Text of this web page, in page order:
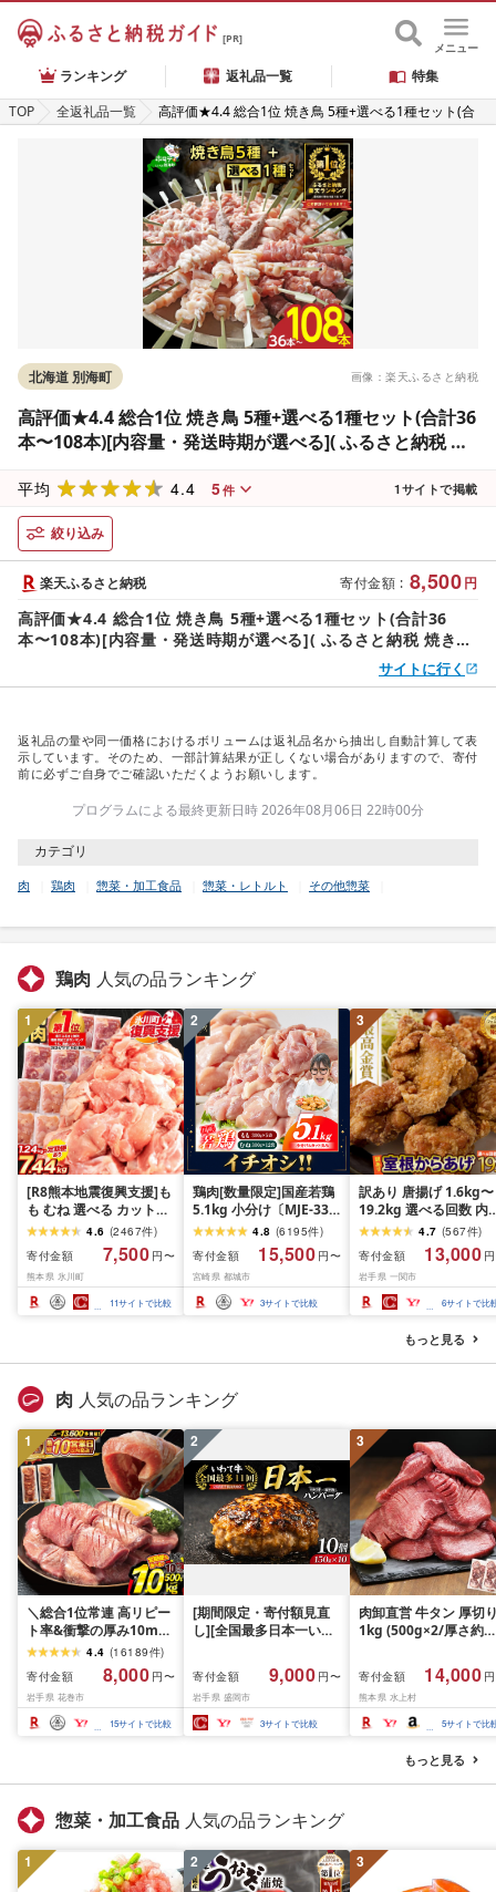
[PR]
メニュー
ランキング 返礼品一覧
特集
TOP
全返礼品一覧
高評価★4.4 総合1位 焼き鳥 5種+選べる1種セット(合
計36本〜108本)[内容量・発送時期が選べる]( ふるさと
納税 焼き鳥 国産 冷凍 焼鳥 ふるさと納税 訳あり ふるさ
と やきとり もも せせり ヤゲン ハラミ ぼんじり 牛タン
鶏肉 人気 北海道 別海町 )
画像：楽天ふるさと納税
北海道 別海町
高評価★4.4 総合1位 焼き鳥 5種+選べる1種セット(合計36
本〜108本)[内容量・発送時期が選べる]( ふるさと納税 焼
り もも せせり ヤゲン ハラミ ぼんじり 牛タン 鶏肉 人気
北海道 別海町 )
平均 4.4 5件 1サイトで掲載
絞り込み
寄付金額 : 8,500円
楽天ふるさと納税
高評価★4.4 総合1位 焼き鳥 5種+選べる1種セット(合計36
本〜108本)[内容量・発送時期が選べる]( ふるさと納税 焼き鳥
国産 冷凍 焼鳥 ふるさと納税 訳あり ふるさと やきとり もも
せせり ヤゲン ハラミ ぼんじり 牛タン 鶏肉 人気 北海道 別海
サイトに行く
返礼品の量や同一価格におけるボリュームは返礼品名から抽出し自動計算して表
示しています。そのため、一部計算結果が正しくない場合がありますので、寄付
前に必ずご自身でご確認いただくようお願いします。
プログラムによる最終更新日時 2026年08月06日 22時00分
カテゴリ
肉 鶏肉 惣菜・加工食品 惣菜・レトルト その他惣菜
鶏肉 人気の品ランキング
1
[R8熊本地震復興支援]も
も むね 選べる カット済
鶏 小分け 1万円以下 ふ
るさと納税 鶏肉 うまか
チキン [出荷時期をお選
びください]熊本県産 肉
定期便 とり とり肉 とり
むね 鳥もも肉 小分けバ
4.6 (2467件)
寄付金額
7,500 円〜
熊本県 氷川町
11サイトで比較
2
鶏肉[数量限定]国産若鶏
5.1kg 小分け〔MJE-33-
007-N5100g〕鶏肉
4.8 (6195件)
寄付金額
15,500 円〜
宮崎県 都城市
3サイトで比較
3
訳あり 唐揚げ 1.6kg〜
19.2kg 選べる回数 内
量 室根からあげ から
げ からあげ 冷凍 惣菜
弁当 おかず 鶏肉 鶏も
奥州いわいどり レンジ
簡単 時短 家ごはん 夏
み 昼食 業務用 国産鶏
気 定期便 ふるさと納
送料無料 オヤマ 岩手
一関市
4.7 (567件)
寄付金額
13,000
岩手県 一関市
6サイトで比
もっと見る
肉 人気の品ランキング
1
＼総合1位常連 高リピー
ト率&衝撃の厚み10mm
厚切り牛タン 塩味/ ≪ス
ピード発送!!10営業日以
内発送≫ 選べる内容量
500g / 1kg 定期便 毎月
届く 牛肉 肉 BBQ ふるさ
と 人気 ランキング 岩手
4.4 (16189件)
寄付金額
8,000 円〜
岩手県 花巻市
15サイトで比較
2
[期間限定・寄付額見直
し][全国最多日本一いわ
1.5kg(150g×10個) いわ
て牛 × 岩中豚 ハンバー
グ 合挽き 合い挽き 黒毛
和牛 人気 冷凍 個包装 小
分け 冷凍 牛肉 豚肉 和牛
お弁当 hannba-gu ラン
手県 盛岡市 東北 岩手 盛
寄付金額 9,000 円〜
岩手県 盛岡市
3サイトで比較
3
肉卸直営 牛タン 厚切
1kg (500g×2/厚さ約
牛肉 焼肉 冷凍 スライ
業務用 バーベキュー
BBQ おつまみ ギフト
祝い お中元 夏ギフト
寄付金額 14,000
熊本県 水上村
5サイトで比
もっと見る
惣菜・加工食品 人気の品ランキング
1 2 3